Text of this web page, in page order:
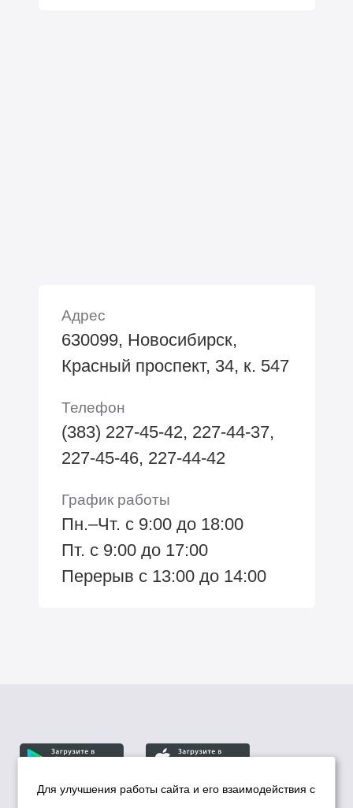
Адрес
630099, Новосибирск,
Красный проспект, 34, к. 547
Телефон
(383) 227-45-42, 227-44-37,
227-45-46, 227-44-42
График работы
Пн.–Чт. с 9:00 до 18:00
Пт. с 9:00 до 17:00
Перерыв с 13:00 до 14:00
Для улучшения работы сайта и его взаимодействия с